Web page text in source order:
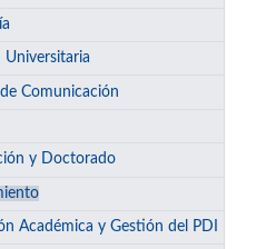
Universitaria
Comunicación
y Doctorado
Académica y Gestión del PDI